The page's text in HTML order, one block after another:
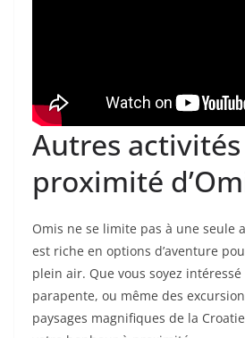
Autres activités
proximité
Omis ne se limite pas à une seule
est riche en options d’aventure
plein air. Que vous soyez
parapente, ou même des
paysages magnifiques de la